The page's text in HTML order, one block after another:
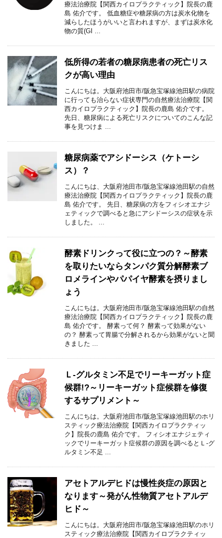
療法治療院【関西カイロプラクティック】院長の鹿
島 佑介です。 低血糖症や糖尿病の方は炭水化物を
減らしたほうがいいと言われますが、まずは炭水化
物の質(GI ...
低所得の若者の糖尿病患者の死亡リス
クが高い理由
こんにちは。大阪府池田市/阪急宝塚線池田駅の病院
に行っても治らない症状専門の自然療法治療院【関
西カイロプラクティック】院長の鹿島 佑介です。
先日、糖尿病による死亡リスクについてのこんな記
事を見つけま ...
糖尿病薬でアシドーシス（ケトーシ
ス）？
こんにちは、大阪府池田市/阪急宝塚線池田駅の自然
療法治療院【関西カイロプラクティック】院長の鹿
島 佑介です。 先日、糖尿病の方をフィシオエナジ
ェティックで調べると急にアシドーシスの症状を示
しました。 ...
酵素ドリンクって役に立つの？～酵素
を取りたいならタンパク質分解酵素ブ
ロメラインやパパイヤ酵素を摂りまし
ょう
こんにちは。大阪府池田市/阪急宝塚線池田駅の自然
療法治療院【関西カイロプラクティック】院長の鹿
島 佑介です。 酵素って何？ 酵素って効果がない
の？ 酵素って胃腸で分解されるから効果がないと聞
きました ...
Ｌ-グルタミン不足でリーキーガット症
候群!?～リーキーガット症候群を修復
するサプリメント～
こんにちは。大阪府池田市/阪急宝塚線池田駅のホリ
スティック療法治療院【関西カイロプラクティッ
ク】院長の鹿島 佑介です。 フィシオエナジェティ
ックでリーキーガット症候群の原因を調べるとＬ-グ
ルタミン不足 ...
アセトアルデヒドは慢性炎症の原因と
なります～発がん性物質アセトアルデ
ヒド～
こんにちは。大阪府池田市/阪急宝塚線池田駅のホリ
スティック療法治療院【関西カイロプラクティッ